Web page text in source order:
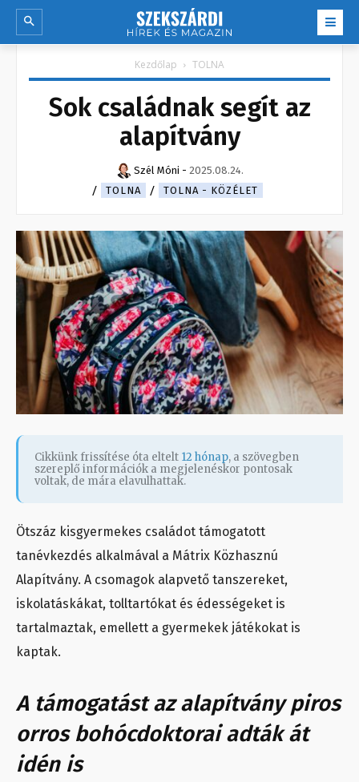
Kezdőlap TOLNA
Sok családnak segít az
alapítvány
Szél Móni - 2025.08.24.
TOLNA
TOLNA - KÖZÉLET
Cikkünk frissítése óta eltelt 12 hónap, a szövegben
szereplő információk a megjelenéskor pontosak
voltak, de mára elavulhattak.
Ötszáz kisgyermekes családot támogatott
tanévkezdés alkalmával a Mátrix Közhasznú
Alapítvány. A csomagok alapvető tanszereket,
iskolatáskákat, tolltartókat és édességeket is
tartalmaztak, emellett a gyermekek játékokat is
kaptak.
A támogatást az alapítvány piros
orros bohócdoktorai adták át
idén is